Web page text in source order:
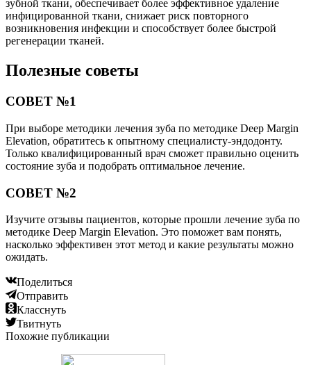
зубной ткани, обеспечивает более эффективное удаление
инфицированной ткани, снижает риск повторного
возникновения инфекции и способствует более быстрой
регенерации тканей.
Полезные советы
СОВЕТ №1
При выборе методики лечения зуба по методике Deep Margin
Elevation, обратитесь к опытному специалисту-эндодонту.
Только квалифицированный врач сможет правильно оценить
состояние зуба и подобрать оптимальное лечение.
СОВЕТ №2
Изучите отзывы пациентов, которые прошли лечение зуба по
методике Deep Margin Elevation. Это поможет вам понять,
насколько эффективен этот метод и какие результаты можно
ожидать.
Поделиться
Отправить
Класснуть
Твитнуть
Похожие публикации